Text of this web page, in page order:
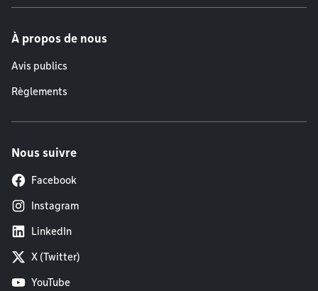
À propos de nous
Avis publics
Règlements
Nous suivre
Facebook
Instagram
LinkedIn
X (Twitter)
YouTube